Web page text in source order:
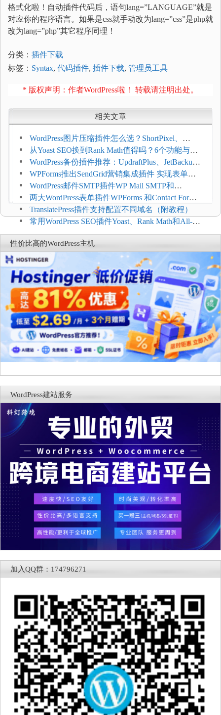
格式化啦！自动插件代码后，语句lang=”LANGUAGE”就是
对应你的程序语言。如果是css就手动改为lang=”css”是php就
改为lang=”php”其它程序同理！
分类： 插件下载
标签： Syntax, 代码插件, 插件下载, 管理员工具
* 版权声明：作者WordPress啦！ 转载请注明出处。
相关文章
WordPress图片压缩插件怎么选？ShortPixel、
Imagify、Smush和EWWW全面对比
从Yoast SEO换到Rank Math值得吗？6个功能与切
换前检查清单
WordPress备份插件推荐：UpdraftPlus、JetBackup
和主机自动备份等方案
WPForms推出SendGrid营销集成插件 实现表单联
系人自动同步
WordPress邮件SMTP插件WP Mail SMTP和
FluentSMT对比评测
两大WordPress表单插件WPForms 和Contact Form 7
哪个好
TranslatePress插件支持配置不同域名（附教程）
常用WordPress SEO插件Yoast、Rank Math和All-in-
One SEO对比分析
性价比高的WordPress主机
WordPress建站服务
加入QQ群：174796271